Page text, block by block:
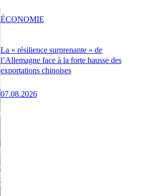
La « résilience surprenante » de
l’Allemagne face à la forte hausse des
exportations chinoises
07.08.2026
ÉCONOMIE